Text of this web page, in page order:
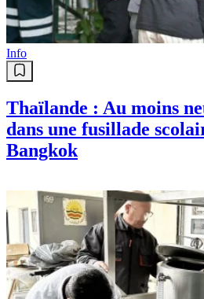
Info
Thaïlande : Au moins
dans une fusillade
Bangkok